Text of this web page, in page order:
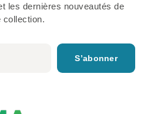
les dernières nouveautés de
collection.
S’abonner